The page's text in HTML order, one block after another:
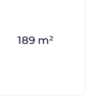
189 m²